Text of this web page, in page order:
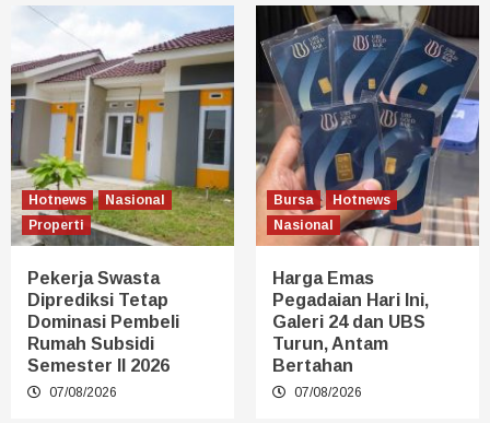
Hotnews
Nasional
Properti
Pekerja Swasta
Diprediksi Tetap
Dominasi Pembeli
Rumah Subsidi
Semester II 2026
07/08/2026
Bursa
Hotnews
Nasional
Harga Emas
Pegadaian Hari Ini,
Galeri 24 dan UBS
Turun, Antam
Bertahan
07/08/2026